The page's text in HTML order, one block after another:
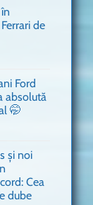
de
Ford
absolută
🤭
și noi
Cea
dube